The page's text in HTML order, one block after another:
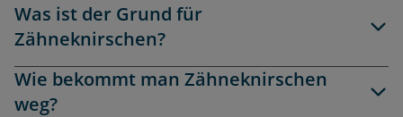
Was ist der Grund für
Zähneknirschen?
Wie bekommt man Zähneknirschen
weg?